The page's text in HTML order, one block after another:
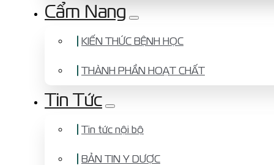
Cẩm Nang
KIẾN THỨC BỆNH HỌC
THÀNH PHẦN HOẠT CHẤT
Tin Tức
Tin tức nội bộ
BẢN TIN Y DƯỢC